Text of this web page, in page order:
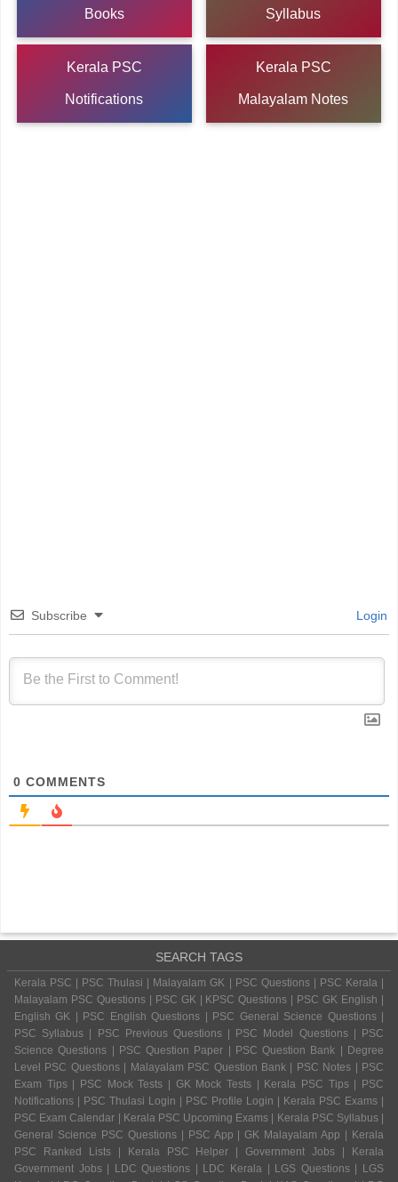
Books Syllabus
Kerala PSC
Notifications
Kerala PSC
Malayalam Notes
Subscribe Login
0 COMMENTS
SEARCH TAGS
Kerala PSC | PSC Thulasi | Malayalam GK | PSC Questions | PSC Kerala |
Malayalam PSC Questions | PSC GK | KPSC Questions | PSC GK English |
English GK | PSC English Questions | PSC General Science Questions |
PSC Syllabus | PSC Previous Questions | PSC Model Questions | PSC
Science Questions | PSC Question Paper | PSC Question Bank | Degree
Level PSC Questions | Malayalam PSC Question Bank | PSC Notes | PSC
Exam Tips | PSC Mock Tests | GK Mock Tests | Kerala PSC Tips | PSC
Notifications | PSC Thulasi Login | PSC Profile Login | Kerala PSC Exams |
PSC Exam Calendar | Kerala PSC Upcoming Exams | Kerala PSC Syllabus |
General Science PSC Questions | PSC App | GK Malayalam App | Kerala
PSC Ranked Lists | Kerala PSC Helper | Government Jobs | Kerala
Government Jobs | LDC Questions | LDC Kerala | LGS Questions | LGS